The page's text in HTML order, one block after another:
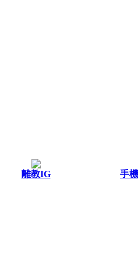
離教IG 手